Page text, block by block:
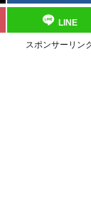
LINE
スポンサーリン